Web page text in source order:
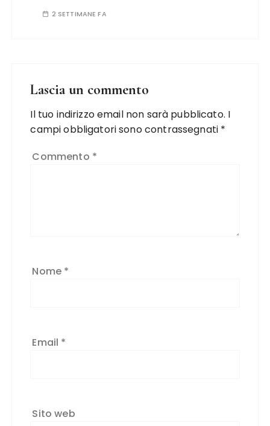
2 SETTIMANE FA
Lascia un commento
Il tuo indirizzo email non sarà pubblicato. I
campi obbligatori sono contrassegnati *
Commento *
Nome *
Email *
Sito web